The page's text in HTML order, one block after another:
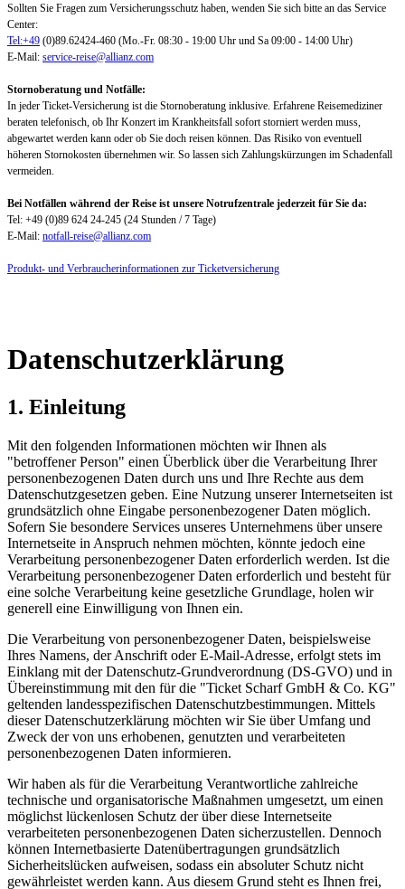
Sollten Sie Fragen zum Versicherungsschutz haben, wenden Sie sich bitte an das Service
Center:
Tel:+49 (0)89.62424-460 (Mo.-Fr. 08:30 - 19:00 Uhr und Sa 09:00 - 14:00 Uhr)
E-Mail: service-reise@allianz.com
Stornoberatung und Notfälle:
In jeder Ticket-Versicherung ist die Stornoberatung inklusive. Erfahrene Reisemediziner
beraten telefonisch, ob Ihr Konzert im Krankheitsfall sofort storniert werden muss,
abgewartet werden kann oder ob Sie doch reisen können. Das Risiko von eventuell
höheren Stornokosten übernehmen wir. So lassen sich Zahlungskürzungen im Schadenfall
vermeiden.
Bei Notfällen während der Reise ist unsere Notrufzentrale jederzeit für Sie da:
Tel: +49 (0)89 624 24-245 (24 Stunden / 7 Tage)
E-Mail: notfall-reise@allianz.com
Produkt- und Verbraucherinformationen zur Ticketversicherung
Datenschutzerklärung
1. Einleitung
Mit den folgenden Informationen möchten wir Ihnen als
"betroffener Person" einen Überblick über die Verarbeitung Ihrer
personenbezogenen Daten durch uns und Ihre Rechte aus dem
Datenschutzgesetzen geben. Eine Nutzung unserer Internetseiten ist
grundsätzlich ohne Eingabe personenbezogener Daten möglich.
Sofern Sie besondere Services unseres Unternehmens über unsere
Internetseite in Anspruch nehmen möchten, könnte jedoch eine
Verarbeitung personenbezogener Daten erforderlich werden. Ist die
Verarbeitung personenbezogener Daten erforderlich und besteht für
eine solche Verarbeitung keine gesetzliche Grundlage, holen wir
generell eine Einwilligung von Ihnen ein.
Die Verarbeitung von personenbezogener Daten, beispielsweise
Ihres Namens, der Anschrift oder E-Mail-Adresse, erfolgt stets im
Einklang mit der Datenschutz-Grundverordnung (DS-GVO) und in
Übereinstimmung mit den für die "Ticket Scharf GmbH & Co. KG"
geltenden landesspezifischen Datenschutzbestimmungen. Mittels
dieser Datenschutzerklärung möchten wir Sie über Umfang und
Zweck der von uns erhobenen, genutzten und verarbeiteten
personenbezogenen Daten informieren.
Wir haben als für die Verarbeitung Verantwortliche zahlreiche
technische und organisatorische Maßnahmen umgesetzt, um einen
möglichst lückenlosen Schutz der über diese Internetseite
verarbeiteten personenbezogenen Daten sicherzustellen. Dennoch
können Internetbasierte Datenübertragungen grundsätzlich
Sicherheitslücken aufweisen, sodass ein absoluter Schutz nicht
gewährleistet werden kann. Aus diesem Grund steht es Ihnen frei,